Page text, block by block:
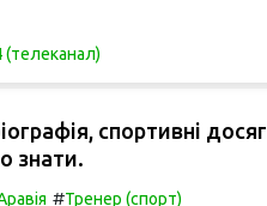
(телеканал)
спортивні
знати.
#Тренер (спорт)